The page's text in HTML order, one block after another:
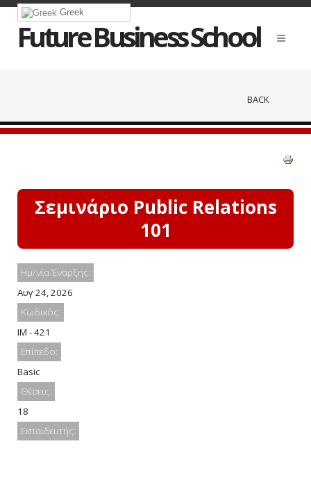
Greek
Future Business School
BACK
Σεμινάριο Public Relations
101
Ημ/νία Έναρξης:
Αυγ 24, 2026
Κωδικός:
IM - 421
Επίπεδο:
Basic
Θέσεις:
18
Εκπαιδευτής: